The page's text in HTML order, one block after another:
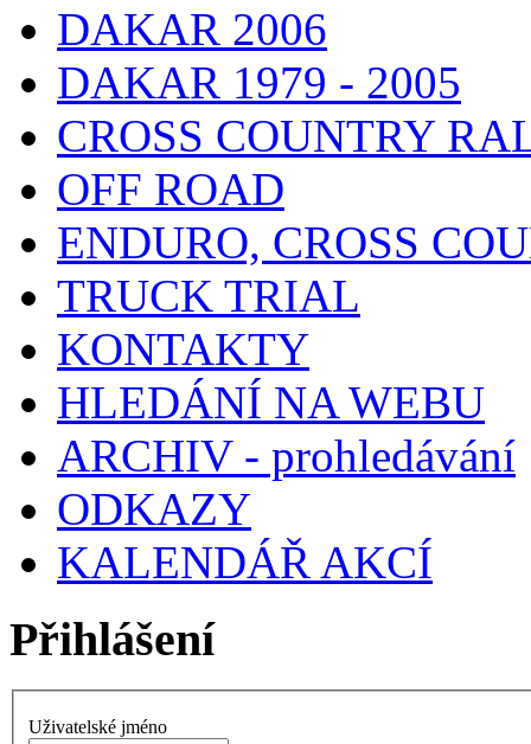
DAKAR 2006
DAKAR 1979 - 2005
CROSS COUNTRY
OFF ROAD
ENDURO, CROSS
TRUCK TRIAL
KONTAKTY
HLEDÁNÍ NA WEBU
ARCHIV - prohledávání
ODKAZY
KALENDÁŘ AKCÍ
Přihlášení
Uživatelské jméno